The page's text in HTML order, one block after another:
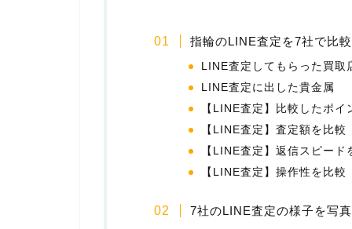
指輪のLINE査定を7社で比
LINE査定してもらった買取
LINE査定に出した貴金属
【LINE査定】比較したポイ
【LINE査定】査定額を比較
【LINE査定】返信スピード
【LINE査定】操作性を比較
7社のLINE査定の様子を写